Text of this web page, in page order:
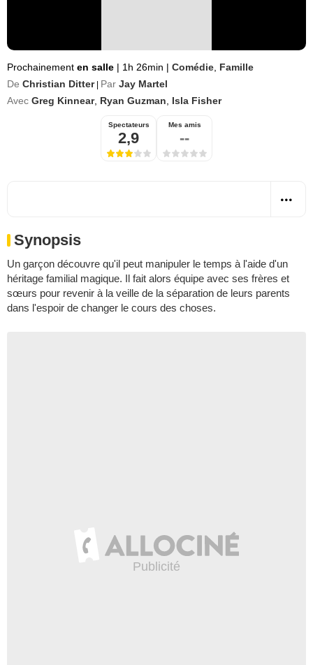
Prochainement en salle | 1h 26min | Comédie Famille
De Christian Ditter Par Jay Martel
Avec Greg Kinnear, Ryan Guzman Isla Fisher
Spectateurs
2,9
Mes amis
--
Synopsis
Un garçon découvre qu'il peut manipuler le temps à l'aide d'un
héritage familial magique. Il fait alors équipe avec ses frères et
sœurs pour revenir à la veille de la séparation de leurs parents
dans l'espoir de changer le cours des choses.